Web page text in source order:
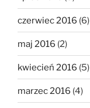
czerwiec 2016 (6)
maj 2016 (2)
kwiecień 2016 (5)
marzec 2016 (4)